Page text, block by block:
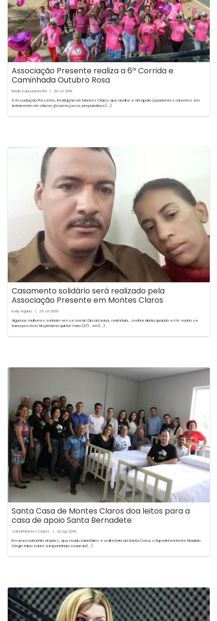
Associação Presente realiza a 6ª Corrida e
Caminhada Outubro Rosa
Rádio Educadora FM | 28 set2018
A Associação Presente, instituição de Montes Claros que acolhe e dá apoio a pacientes carentes em
tratamento de câncer, já começou os preparativos(...)
Casamento solidário será realizado pela
Associação Presente em Montes Claros
Kelly Aquino | 25 set2018
Algumas mulheres sonham em se casar! Dia da noiva, cerimônia…. melhor ainda quando este sonho se
torna possível. Na próxima quinta-feira (27) , em(...)
Santa Casa de Montes Claros doa leitos para a
casa de apoio Santa Bernadete
Jornal Montes Claros | 22 ago2018
Em uma cerimônia simples, que reuniu voluntários e a diretoria da Santa Casa, o Superintendente Maurício
Sérgio falou sobre a importância social da(...)